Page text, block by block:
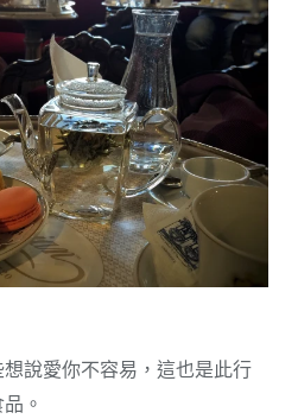
說愛你不容易，這也是此行
。